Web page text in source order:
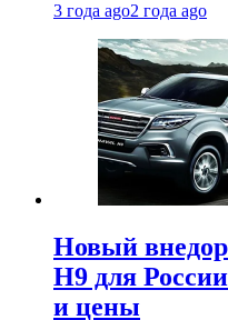
3 года ago2 года ago
Новый
H9 для
и цены